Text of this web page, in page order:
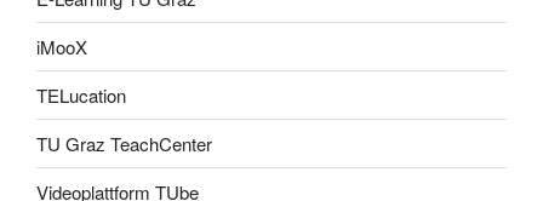
iMooX
TELucation
TU Graz TeachCenter
Videoplattform TUbe